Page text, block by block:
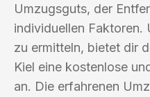
Umzugsguts, der
individuellen Faktoren.
zu ermitteln, bietet dir
Kiel eine kostenlose
an. Die erfahrenen